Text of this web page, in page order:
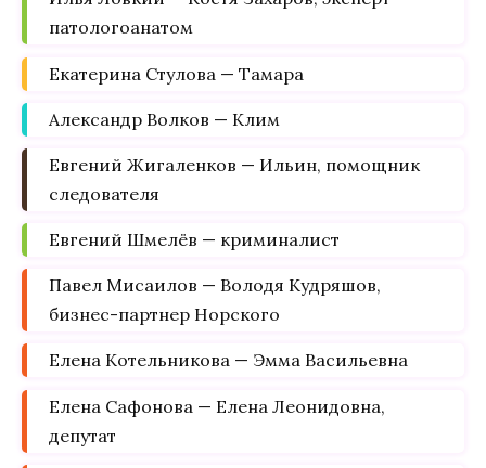
патологоанатом
Екатерина Стулова — Тамара
Александр Волков — Клим
Евгений Жигаленков — Ильин, помощник
следователя
Евгений Шмелёв — криминалист
Павел Мисаилов — Володя Кудряшов,
бизнес-партнер Норского
Елена Котельникова — Эмма Васильевна
Елена Сафонова — Елена Леонидовна,
депутат